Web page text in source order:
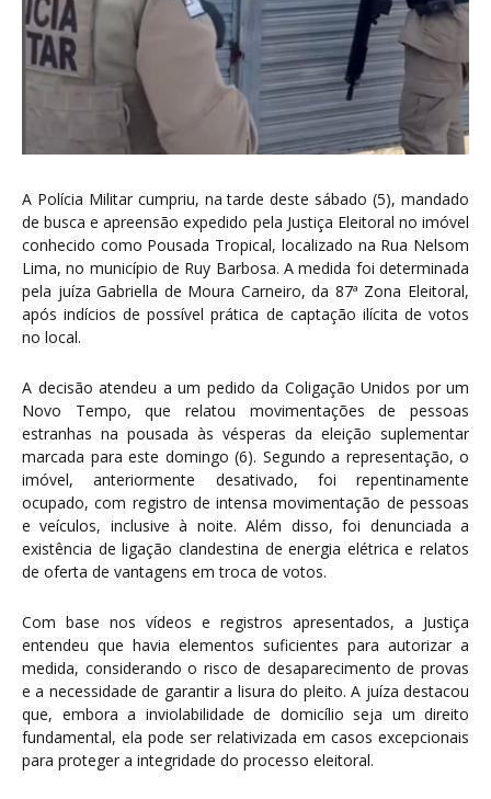
A Polícia Militar cumpriu, na tarde deste sábado (5), mandado
de busca e apreensão expedido pela Justiça Eleitoral no imóvel
conhecido como Pousada Tropical, localizado na Rua Nelsom
Lima, no município de Ruy Barbosa. A medida foi determinada
pela juíza Gabriella de Moura Carneiro, da 87ª Zona Eleitoral,
após indícios de possível prática de captação ilícita de votos
no local.
A decisão atendeu a um pedido da Coligação Unidos por um
Novo Tempo, que relatou movimentações de pessoas
estranhas na pousada às vésperas da eleição suplementar
marcada para este domingo (6). Segundo a representação, o
imóvel, anteriormente desativado, foi repentinamente
ocupado, com registro de intensa movimentação de pessoas
e veículos, inclusive à noite. Além disso, foi denunciada a
existência de ligação clandestina de energia elétrica e relatos
de oferta de vantagens em troca de votos.
Com base nos vídeos e registros apresentados, a Justiça
entendeu que havia elementos suficientes para autorizar a
medida, considerando o risco de desaparecimento de provas
e a necessidade de garantir a lisura do pleito. A juíza destacou
que, embora a inviolabilidade de domicílio seja um direito
fundamental, ela pode ser relativizada em casos excepcionais
para proteger a integridade do processo eleitoral.